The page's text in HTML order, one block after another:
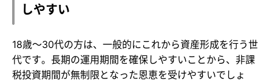
しやすい
18歳～30代の方は、一般的にこれから資産形成を行う世
代です。長期の運用期間を確保しやすいことから、非課
税投資期間が無制限となった恩恵を受けやすいでしょ